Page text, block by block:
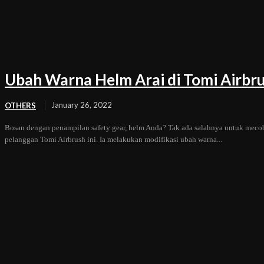
Ubah Warna Helm Arai di Tomi
OTHERS January 26, 2022
Bosan dengan penampilan safety gear, helm Anda? Tak ada salahnya untuk
pelanggan Tomi Airbrush ini. Ia melakukan modifikasi ubah warna...